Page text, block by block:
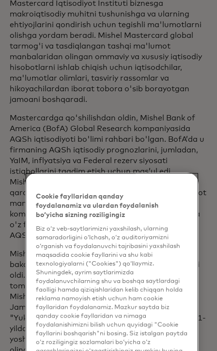
Mastercard Iqtisodiyot Instituti biznesga
makroiqtisodiy muhitni tushunishga va ularning
ehtiyojlarini qondirish uchun tegishli ma'lumotlarni
olishga yordam beradi. Mishel Mastercard global
tarmog'i va tasdiqlangan tashqi ma'lumot
manbalaridan olingan ommaviy va xususiy iqtisodiy
hisobotlarni ishlab chiqish uchun iqtisodchilar,
ma'lumotlar olimlari, tasviriy rassomlar va
hikoyachilardan iborat tobora o'sib borayotgan
jamoani boshqaradi.
Mastercardga qo'shilishdan oldin, Mishel Bank of
America (BofA) Global Research kompaniyasida
AQSh iqtisodiyoti bo'limi rahbari bo'lgan. BofA’da u
firmaning AQSh iqtisodiy prognozlarini, jumladan,
YaIM, inflyatsiya va Federal rezerv siyosati
istiqbollarini taqdim etish uchun mas’ul edi.
Mishelning tadqiqoti iste'molchining sog'lig'iga
qaratilgan bo'lib, turli xil yuqori chastotali ma'lumot
manbalariga tayanadi. Ilgari u Barclays Capital
kompaniyasida katta AQSH iqtisodchisi bo'lgan va
o'z faoliyatini Lehman Brothers kompaniyasining
AQSh iqtisodiyot jamoasida boshlagan.
Mishel Boston universitetida iqtisodiyot bo'yicha
bakalavr (magna cum laude) va magistr darajasini
oldi. 2023-yilda Mishel Iqtisodiy ta'lim kengashi
tomonidan Visionary mukofotiga sazovor bo'ldi.
Mishel shuningdek, 2012-yilda Iqtisodiyot va
Jamiyat bo'yicha Ayollar Forumi tomonidan
"Yuksalib borayotgan yulduz" deb topilgan va 2011-
yilda Forbes jurnali tomonidan moliya sohasida 30
yoshgacha bo'lgan 30 nafardan biri sifatida tan
Cookie fayllaridan qanday
foydalanamiz va ulardan foydalanish
bo‘yicha sizning roziligingiz
Biz o‘z veb-saytlarimizni yaxshilash, ularning
samaradorligini o‘lchash, o‘z auditoriyamizni
o‘rganish va foydalanuvchi tajribasini yaxshilash
maqsadida cookie fayllarini va shu kabi
texnologiyalarni ("Cookies") qo‘llaymiz.
Shuningdek, ayrim saytlarimizda
foydalanuvchilarning shu va boshqa saytlardagi
faolligi hamda qiziqishlaridan kelib chiqqan holda
reklama namoyish etish uchun ham cookie
fayllaridan foydalanamiz. Mazkur saytda biz
qanday cookie fayllaridan va nimaga
foydalanishimizni bilish uchun quyidagi "Cookie
fayllarini boshqarish"ni bosing. Siz istalgan paytda
o‘z roziligingiz sozlamalari bo‘yicha o‘z